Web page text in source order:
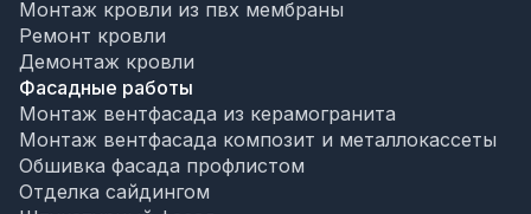
Монтаж кровли из пвх мембраны
Ремонт кровли
Демонтаж кровли
Фасадные работы
Монтаж вентфасада из керамогранита
Монтаж вентфасада композит и металлокассеты
Обшивка фасада профлистом
Отделка сайдингом